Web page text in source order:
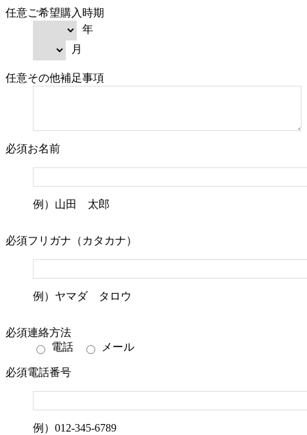
任意ご希望購入時期
年
月
任意その他補足事項
必須お名前
例）山田 太郎
必須フリガナ（カタカナ）
例）ヤマダ タロウ
必須連絡方法
電話
メール
必須電話番号
例）012-345-6789